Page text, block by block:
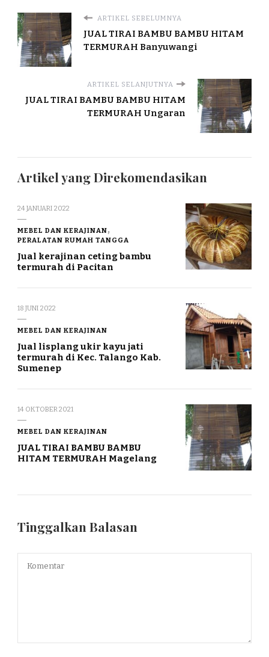
ARTIKEL SEBELUMNYA
JUAL TIRAI BAMBU BAMBU HITAM
TERMURAH Banyuwangi
ARTIKEL SELANJUTNYA
JUAL TIRAI BAMBU BAMBU HITAM
TERMURAH Ungaran
Artikel yang Direkomendasikan
24 JANUARI 2022
MEBEL DAN KERAJINAN
PERALATAN RUMAH TANGGA
Jual kerajinan ceting bambu
termurah di Pacitan
18 JUNI 2022
MEBEL DAN KERAJINAN
Jual lisplang ukir kayu jati
termurah di Kec. Talango Kab.
Sumenep
14 OKTOBER 2021
MEBEL DAN KERAJINAN
JUAL TIRAI BAMBU BAMBU
HITAM TERMURAH Magelang
Tinggalkan Balasan